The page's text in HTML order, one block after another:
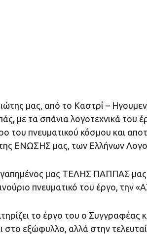
μας, από το Καστρί –
με τα σπάνια λογοτεχνικά του
του πνευματικού κόσμου και
της ΕΝΩΣΗΣ μας, των Ελλήνων
μας ΤΕΛΗΣ ΠΑΠΠΑΣ
πνευματικό του έργο, την
το έργο του ο Συγγραφέας
στο εξώφυλλο, αλλά στην